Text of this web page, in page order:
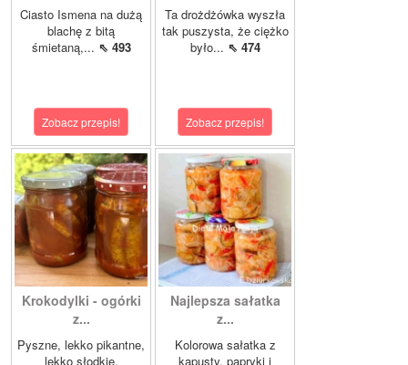
Ciasto Ismena na dużą
blachę z bitą
śmietaną,... ⇖ 493
Zobacz przepis!
Ta drożdżówka wyszła
tak puszysta, że ciężko
było... ⇖ 474
Zobacz przepis!
Krokodylki - ogórki
z...
Pyszne, lekko pikantne,
lekko słodkie,
Najlepsza sałatka
z...
Kolorowa sałatka z
kapusty, papryki i